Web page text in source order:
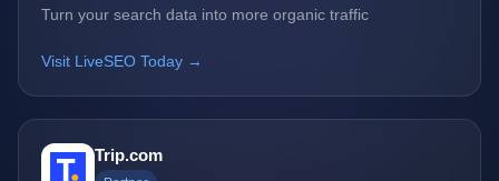
Turn your search data into more organic traffic
Visit LiveSEO Today →
Trip.com